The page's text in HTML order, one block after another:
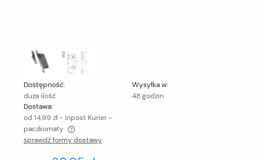
Dostępność:
duża ilość
Wysyłka w:
48 godzin
Dostawa:
od 14,99 zł- Inpost Kurier -
paczkomaty
Cena nie zawiera ewentualnych kosztów płatności
sprawdź formy dostawy